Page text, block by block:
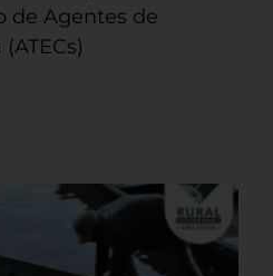
de Agentes de